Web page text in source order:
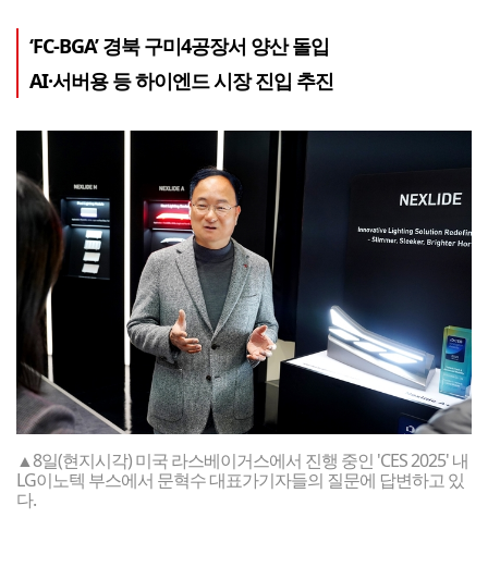
‘FC-BGA’ 경북 구미4공장서 양산 돌입
AI·서버용 등 하이엔드 시장 진입 추진
▲8일(현지시각) 미국 라스베이거스에서 진행 중인 'CES 2025' 내
LG이노텍 부스에서 문혁수 대표가기자들의 질문에 답변하고 있
다.